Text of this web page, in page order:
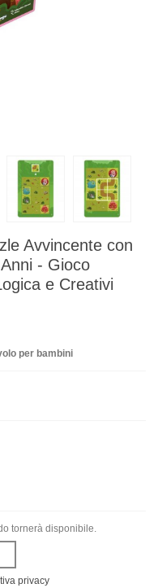
Avvincente con
- Gioco
e Creativi
per bambini
tornerà disponibile.
privacy